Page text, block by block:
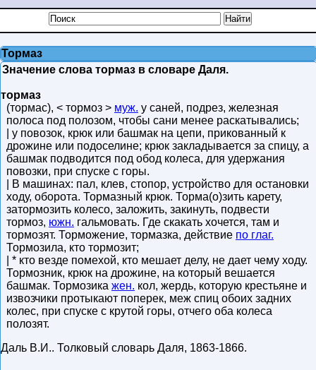
Тормаз
Значение слова тормаз в словаре Даля.
тормаз
(тормас), < тормоз > муж. у саней, подрез, железная
полоса под полозом, чтобы сани менее раскатывались;
| у повозок, крюк или башмак на цепи, прикованный к
дрожине или подоселине; крюк закладывается за спицу, а
башмак подводится под обод колеса, для удержания
повозки, при спуске с горы.
| В машинах: пал, клев, стопор, устройство для остановки
ходу, оборота. Тормазный крюк. Торма(о)зить карету,
затормозить колесо, заложить, закинуть, подвести
тормоз, южн. гальмовать. Где скакать хочется, там и
тормозят. Торможение, тормазка, действие по глаг.
Тормозила, кто тормозит;
| * кто везде помехой, кто мешает делу, не дает чему ходу.
Тормозник, крюк на дрожине, на который вешается
башмак. Тормозика жен. кол, жердь, которую крестьяне и
извозчики протыкают поперек, меж спиц обоих задних
колес, при спуске с крутой горы, отчего оба колеса
полозят.
Даль В.И.. Толковый словарь Даля, 1863-1866.